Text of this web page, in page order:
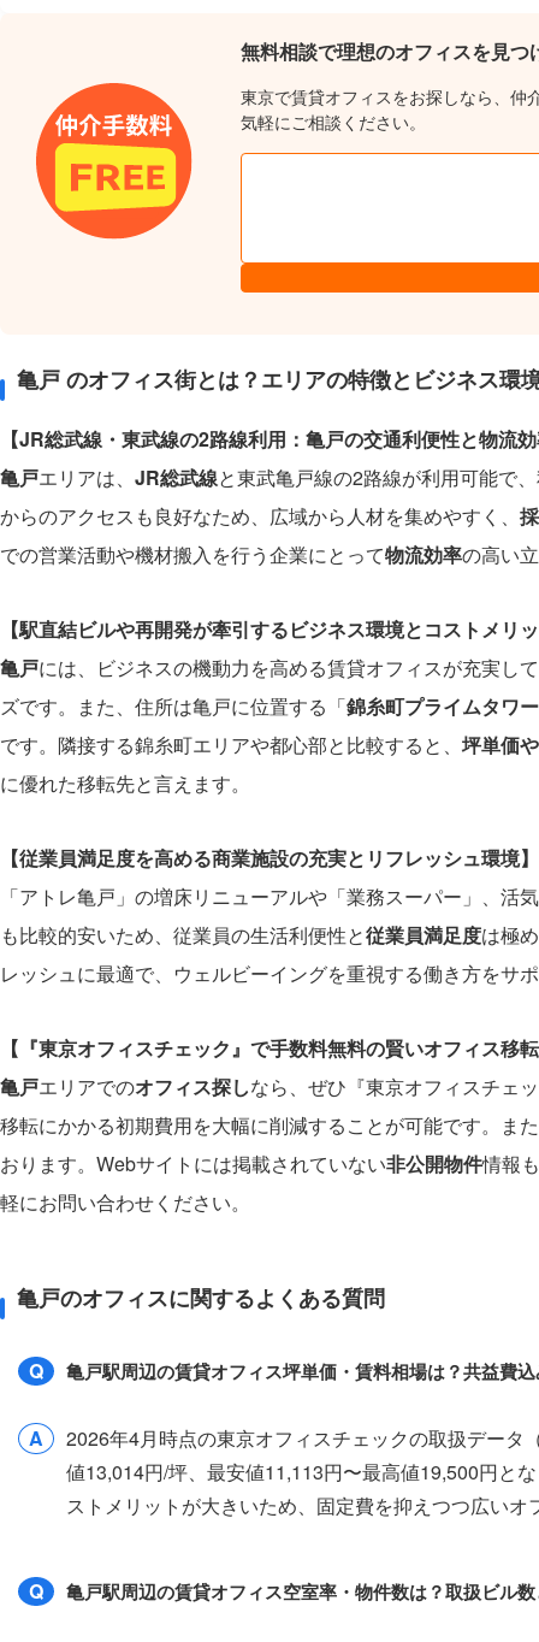
無料相談で理想のオフィスを見つ
東京で賃貸オフィスをお探しなら、仲
気軽にご相談ください。
亀戸 のオフィス街とは？エリアの特徴とビジネス環
【JR総武線・東武線の2路線利用：亀戸の交通利便性と物流
亀戸エリアは、 JR総武線と東武亀戸線の2路線が利用可能で
からのアクセスも良好なため、広域から人材を集めやすく、
での営業活動や機材搬入を行う企業にとって物流効率の高い
【駅直結ビルや再開発が牽引するビジネス環境とコストメリ
亀戸には、ビジネスの機動力を高める賃貸オフィスが充実し
ズです。また、住所は亀戸に位置する「錦糸町プライムタワー
です。隣接する錦糸町エリアや都心部と比較すると、 坪単価
に優れた移転先と言えます。
【従業員満足度を高める商業施設の充実とリフレッシュ環境】
「アトレ亀戸」の増床リニューアルや「業務スーパー」、
も比較的安いため、従業員の生活利便性と従業員満足度は極
レッシュに最適で、ウェルビーイングを重視する働き方をサ
【『東京オフィスチェック』で手数料無料の賢いオフィス移
亀戸エリアでのオフィス探しなら、ぜひ『東京オフィスチェ
移転にかかる初期費用を大幅に削減することが可能です。ま
おります。Webサイトには掲載されていない非公開物件情報
軽にお問い合わせください。
亀戸のオフィスに関するよくある質問
Q 亀戸駅周辺の賃貸オフィス坪単価・賃料相場は？共益費
A
2026年4月時点の東京オフィスチェックの取扱デー
値13,014円/坪、最安値11,113円〜最高値19,500円と
ストメリットが大きいため、固定費を抑えつつ広い
Q 亀戸駅周辺の賃貸オフィス空室率・物件数は？取扱ビル